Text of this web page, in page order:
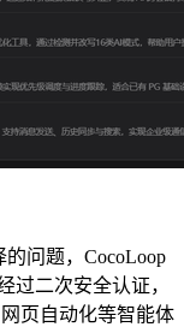
问题，CocoLoop
过二次安全认证，
页自动化等智能体